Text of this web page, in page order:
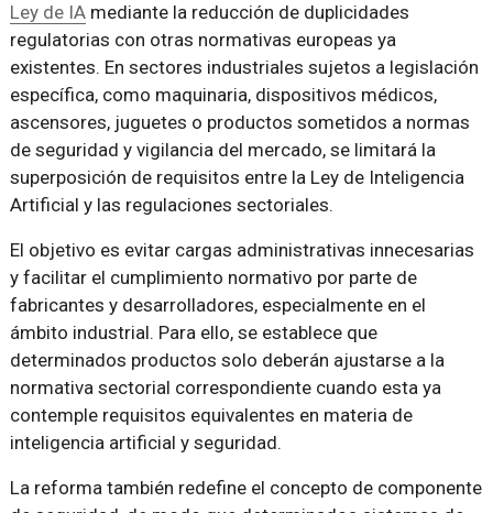
Ley de IAmediante la reducción de duplicidades
regulatorias con otras normativas europeas ya
existentes. En sectores industriales sujetos a legislación
específica, como maquinaria, dispositivos médicos,
ascensores, juguetes o productos sometidos a normas
de seguridad y vigilancia del mercado, se limitará la
superposición de requisitos entre la Ley de Inteligencia
Artificial y las regulaciones sectoriales.
El objetivo es evitar cargas administrativas innecesarias
y facilitar el cumplimiento normativo por parte de
fabricantes y desarrolladores, especialmente en el
ámbito industrial. Para ello, se establece que
determinados productos solo deberán ajustarse a la
normativa sectorial correspondiente cuando esta ya
contemple requisitos equivalentes en materia de
inteligencia artificial y seguridad.
La reforma también redefine el concepto de componente